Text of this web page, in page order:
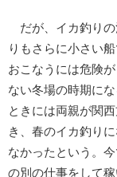
だが、イカ釣りの
りもさらに小さい
おこなうには危険
ない冬場の時期に
ときには両親が関
き、春のイカ釣り
なかったという。
の別の仕事をして稼